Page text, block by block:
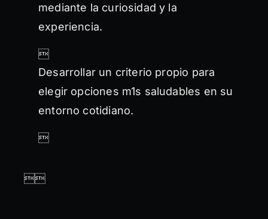
mediante la curiosidad y la
experiencia.

Desarrollar un criterio propio para
elegir opciones m1s saludables en su
entorno cotidiano.

